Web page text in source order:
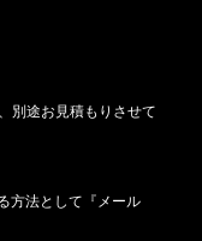
別途お見積もりさせて
方法として『メール